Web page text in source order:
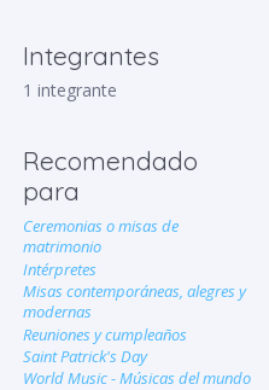
Integrantes
1 integrante
Recomendado
para
Ceremonias o misas de
matrimonio
Intérpretes
Misas contemporáneas, alegres y
modernas
Reuniones y cumpleaños
Saint Patrick's Day
World Music - Músicas del mundo